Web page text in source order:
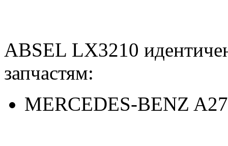
ABSEL LX3210
запчастям:
MERCEDES-BENZ